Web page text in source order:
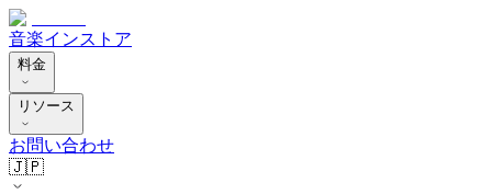
音楽インストア
料金
リソース
お問い合わせ
🇯🇵